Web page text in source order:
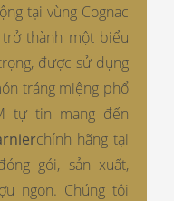
tại vùng Cognac
thành một biểu
được sử dụng
tráng miệng phổ
tự tin mang đến
chính hãng tại
gói, sản xuất,
ngon. Chúng tôi